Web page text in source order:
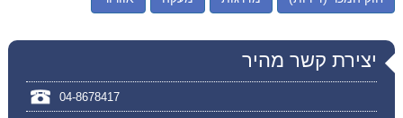
יצירת קשר מהיר
04-8678417